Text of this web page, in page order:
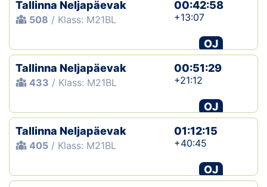
Tallinna Neljapäevak
508 / Klass: M21BL
00:42:58
+13:07
OJ
Tallinna Neljapäevak
433 / Klass: M21BL
00:51:29
+21:12
OJ
Tallinna Neljapäevak
405 / Klass: M21BL
01:12:15
+40:45
OJ